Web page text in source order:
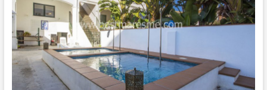
pasos
del
centro
de
Vilassar
de
Mar